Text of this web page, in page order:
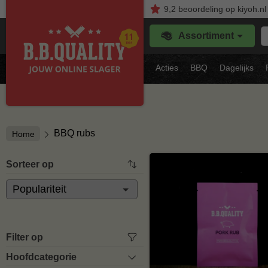
9,2 beoordelingop kiyoh.nl
Assortiment
Acties BBQ Dagelijks
Home BBQ rubs
Sorteer op
Filter op
Hoofdcategorie